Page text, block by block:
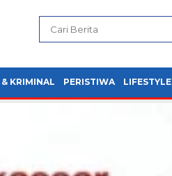
KRIMINAL PERISTIWA LIFESTYLE